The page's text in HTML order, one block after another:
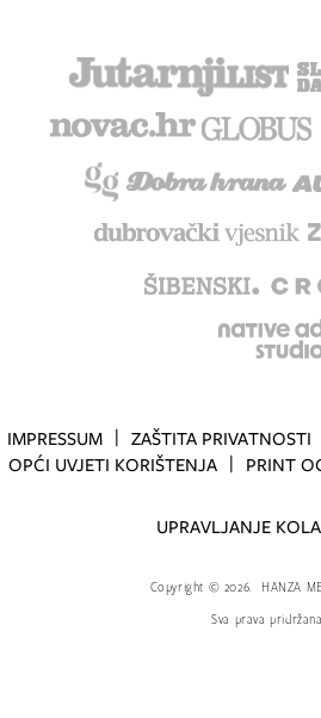
IMPRESSUM ZAŠTITA PRIVATNOSTI
OPĆI UVJETI KORIŠTENJA
PRINT
UPRAVLJANJE
Copyright © 2026.
HANZA
Sva prava pridržana